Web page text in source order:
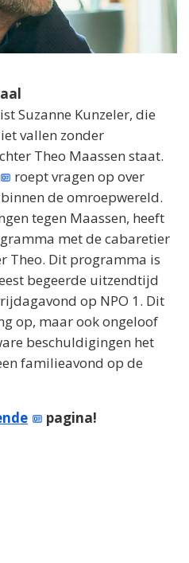
Suzanne Kunzeler, die
vallen zonder
Theo Maassen staat.
roept vragen op over
de omroepwereld.
tegen Maassen, heeft
met de cabaretier
Theo. Dit programma is
begeerde uitzendtijd
op NPO 1. Dit
op, maar ook ongeloof
beschuldigingen het
familieavond op de
pagina!